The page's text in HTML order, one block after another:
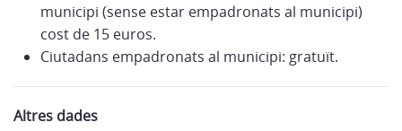
municipi (sense estar empadronats al municipi)
cost de 15 euros.
Ciutadans empadronats al municipi: gratuït.
Altres dades